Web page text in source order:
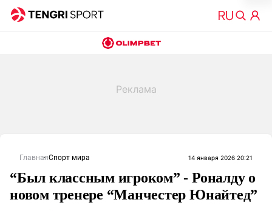
ГлавнаяСпорт мира 14 января 2026 20:21
“Был классным игроком” - Роналду о
новом тренере “Манчестер Юнайтед”